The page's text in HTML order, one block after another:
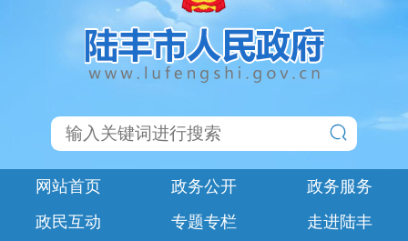
网站首页 政务公开
政务服务
政民互动
专题专栏
走进陆丰